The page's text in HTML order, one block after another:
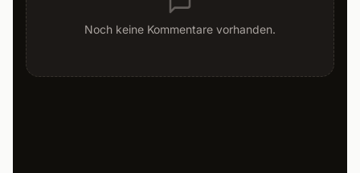
Noch keine Kommentare vorhanden.